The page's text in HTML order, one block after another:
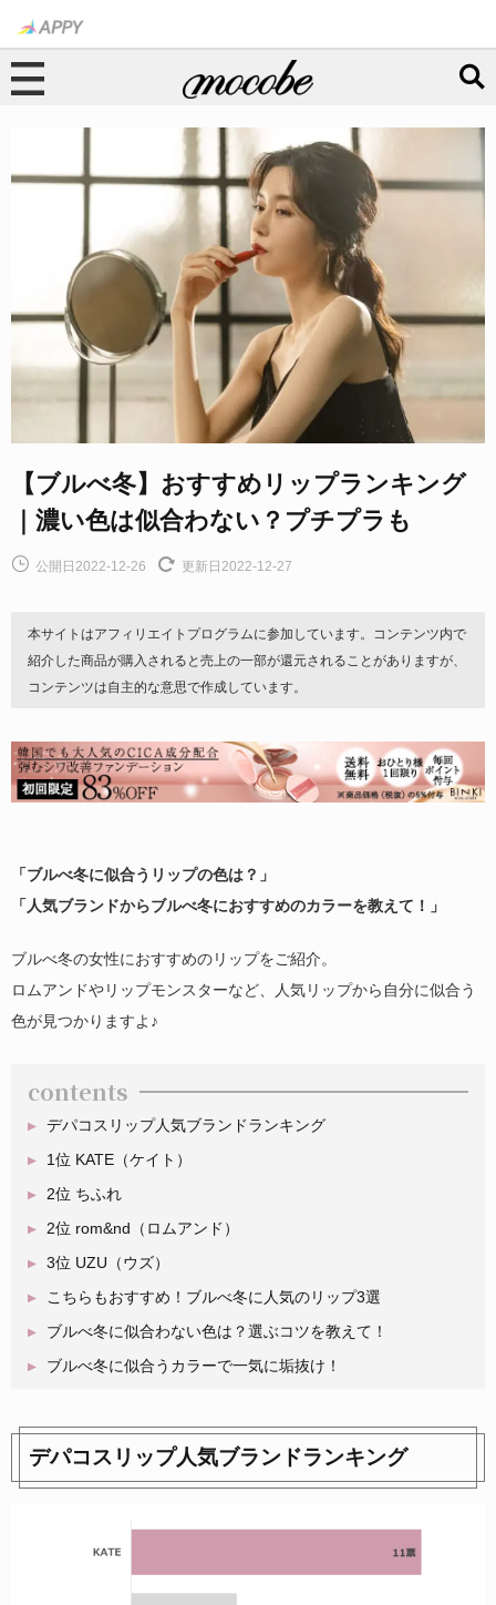
【ブルべ冬】おすすめリップランキング
｜濃い色は似合わない？プチプラも
公開日2022-12-26 更新日2022-12-27
本サイトはアフィリエイトプログラムに参加しています。コンテンツ内で
紹介した商品が購入されると売上の一部が還元されることがありますが、
コンテンツは自主的な意思で作成しています。
「ブルべ冬に似合うリップの色は？」
「人気ブランドからブルべ冬におすすめのカラーを教えて！」
ブルべ冬の女性におすすめのリップをご紹介。
ロムアンドやリップモンスターなど、人気リップから自分に似合う
色が見つかりますよ♪
contents
デパコスリップ人気ブランドランキング
1位 KATE（ケイト）
2位 ちふれ
2位 rom&nd（ロムアンド）
3位 UZU（ウズ）
こちらもおすすめ！ブルべ冬に人気のリップ3選
ブルべ冬に似合わない色は？選ぶコツを教えて！
ブルべ冬に似合うカラーで一気に垢抜け！
デパコスリップ人気ブランドランキング